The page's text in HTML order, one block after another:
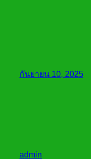
กันยายน 10, 2025
admin